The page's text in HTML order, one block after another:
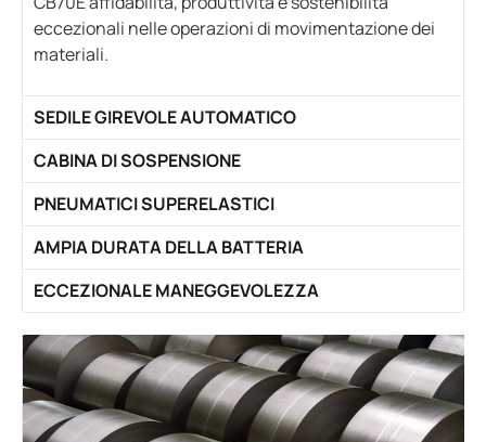
eccezionali nelle operazioni di movimentazione dei
materiali.
SEDILE GIREVOLE AUTOMATICO
CABINA DI SOSPENSIONE
PNEUMATICI SUPERELASTICI
AMPIA DURATA DELLA BATTERIA
ECCEZIONALE MANEGGEVOLEZZA